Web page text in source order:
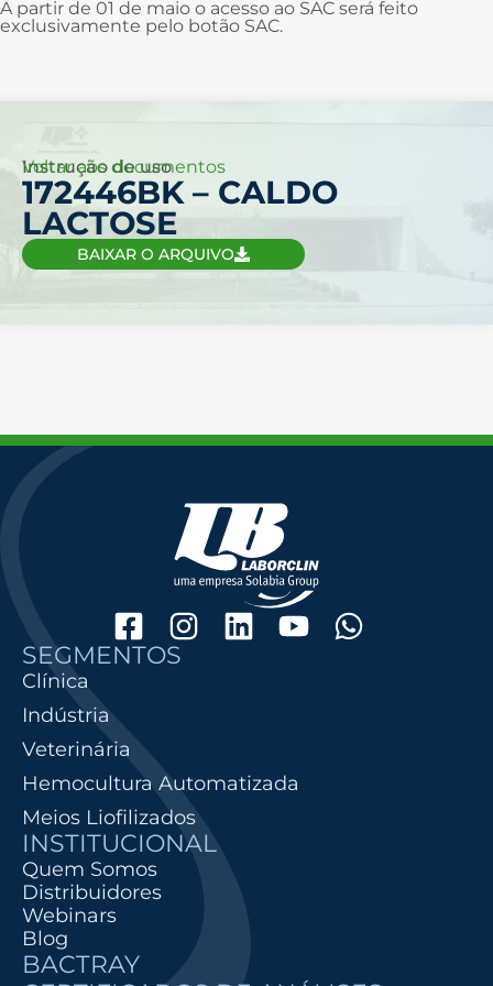
A partir de 01 de maio o acesso ao SAC será feito
exclusivamente pelo botão SAC.
Voltar aos documentos
Instrução de uso
172446BK – CALDO
LACTOSE
BAIXAR O ARQUIVO
SEGMENTOS
Clínica
Indústria
Veterinária
Hemocultura Automatizada
Meios Liofilizados
INSTITUCIONAL
Quem Somos
Distribuidores
Webinars
Blog
BACTRAY